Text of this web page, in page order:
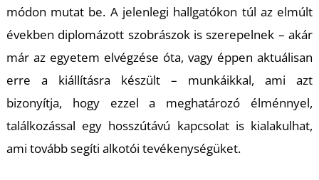
módon mutat be. A jelenlegi hallgatókon túl az elmúlt
években diplomázott szobrászok is szerepelnek – akár
már az egyetem elvégzése óta, vagy éppen aktuálisan
erre a kiállításra készült – munkáikkal, ami azt
bizonyítja, hogy ezzel a meghatározó élménnyel,
találkozással egy hosszútávú kapcsolat is kialakulhat,
ami tovább segíti alkotói tevékenységüket.